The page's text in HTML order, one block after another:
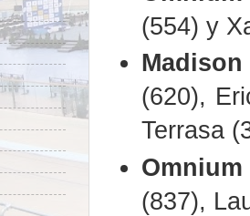
(554) y
(620),
Terrasa
(837),